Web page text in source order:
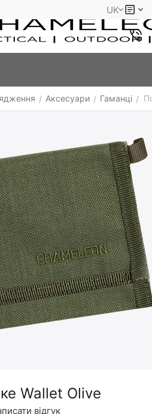
UK
/ Аксесуари / Гаманці /
Wallet Olive
відгук